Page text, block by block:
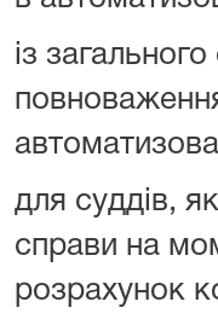
із
для суддів,
справи на
розрахунок